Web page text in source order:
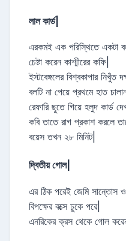
লাল কার্ড|
এরকমই এক পরিস্থিতে একটা
চেষ্টা করেন কাশ্মীরের কফি|
ইস্টবেঙ্গলের বিশ্বকাপার নিখুঁত
বলটি না পেয়ে প্রথমে হাত
রেফারি ছুতে গিয়ে হলুদ কার্ড
কবি তাতে রাগ প্রকাশ করলে
বয়েস তখন ২৮ মিনিট|
দ্বিতীয় গোল|
এর ঠিক পরেই জেমি সান্তোস
বিপক্ষের বক্সে ঢুকে পরে|
এনরিকের ক্রস থেকে গোল